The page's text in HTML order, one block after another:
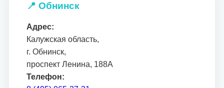
📍 Обнинск
Адрес:
Калужская область,
г. Обнинск,
проспект Ленина, 188А
Телефон: